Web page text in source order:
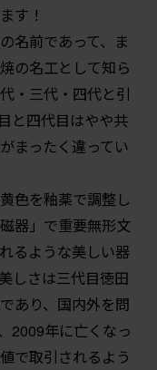
す！
名前であって、ま
の名工として知ら
・三代・四代と引
と四代目はやや共
まったく違ってい
色を釉薬で調整し
器」で重要無形文
るような美しい器
しさは三代目徳田
あり、国内外を問
2009年に亡くなっ
で取引されるよう